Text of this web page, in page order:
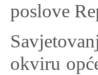
poslove
okviru